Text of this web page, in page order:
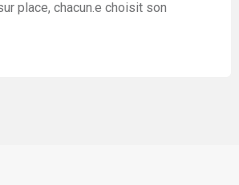
place, chacun.e choisit son